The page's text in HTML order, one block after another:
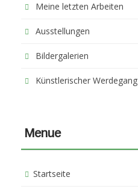
Meine letzten Arbeiten
Ausstellungen
Bildergalerien
Künstlerischer Werdegang
Menue
Startseite